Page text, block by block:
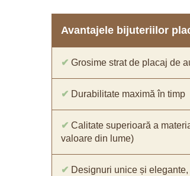
Avantajele bijuteriilor
✔ Grosime strat de placaj de
✔ Durabilitate maximă în timp
✔ Calitate superioară a
valoare din lume)
✔ Designuri unice și